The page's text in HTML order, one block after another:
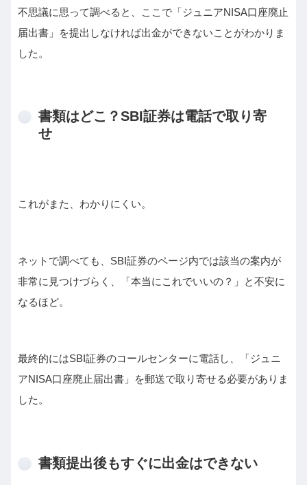
不思議に思って調べると、ここで「ジュニアNISA口座廃止
届出書」を提出しなければ出金ができないことがわかりま
した。
書類はどこ？SBI証券は電話で取り寄
せ
これがまた、わかりにくい。
ネットで調べても、SBI証券のページ内では該当の案内が
非常に見つけづらく、「本当にこれでいいの？」と不安に
なるほど。
最終的にはSBI証券のコールセンターに電話し、「ジュニ
アNISA口座廃止届出書」を郵送で取り寄せる必要がありま
した。
書類提出後もすぐに出金はできない